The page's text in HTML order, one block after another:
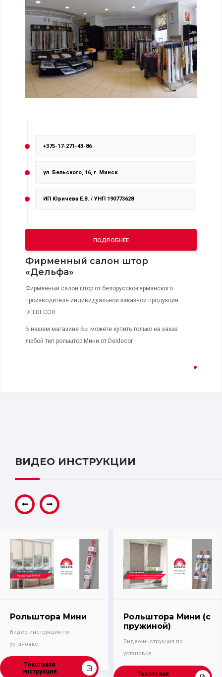
+375-17-271-43-86
ул. Бельского, 16, г. Минск
ИП Юричева Е.В. / УНП 190773628
ПОДРОБНЕЕ
Фирменный салон штор
«Дельфа»
Фирменный салон штор от белорусско-германского
производителя индивидуальной заказной продукции
DELDECOR.
В нашем магазине Вы можете купить только на заказ
любой тип рольштор Мини от Deldecor.
ВИДЕО ИНСТРУКЦИИ
Рольштора Мини
Видео-инструкция по
установке
Текстовая
инструкция
Рольштора Мини (с
пружиной)
Видео-инструкция по
установке
Текстовая